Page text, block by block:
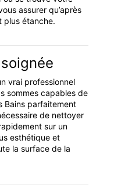
assurer qu’après
plus étanche.
vrai professionnel
sommes capables de
Bains parfaitement
de nettoyer
sur un
esthétique et
la surface de la